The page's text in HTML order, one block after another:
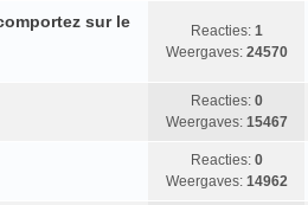
sur le
Reacties: 1
Weergaves: 24570
Reacties: 0
Weergaves: 15467
Reacties: 0
Weergaves: 14962